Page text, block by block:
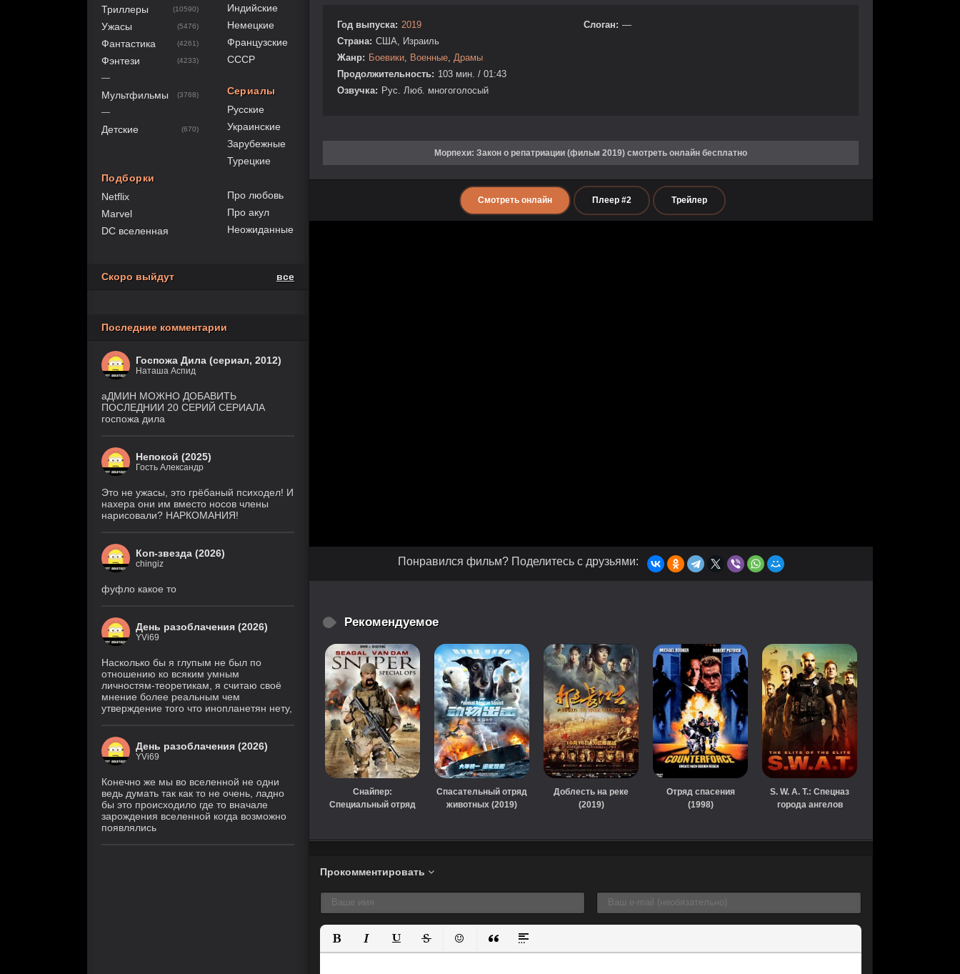
Год выпуска: 2019
Страна: США, Израиль
Жанр: Боевики Военные Драмы
Продолжительность: 103 мин. / 01:43
Озвучка: Рус. Люб. многоголосый
Слоган: —
Морпехи: Закон о репатриации (фильм 2019) смотреть онлайн бесплатно
Смотреть онлайн Плеер #2 Трейлер
Понравился фильм? Поделитесь с друзьями:
Рекомендуемое
Снайпер:
Специальный отряд
Спасательный отряд
животных (2019)
Доблесть на реке
(2019)
Отряд спасения
(1998)
S. W. A. T.: Спецназ
города ангелов
Прокомментировать
Полужирный
КурсивПодчеркнутый
ЗачеркнутыйВставить смайлик
Вставка цитаты
Вставка спойлера
Триллеры (10590)
Ужасы (5476)
Фантастика (4261)
Фэнтези (4233)
—
Мультфильмы (3768)
—
Детские (670)
Подборки
Netflix
Marvel
DC вселенная
Индийские
Немецкие
Французские
СССР
Сериалы
Русские
Украинские
Зарубежные
Турецкие
Про любовь
Про акул
Неожиданные
Скоро выйдут все
Последние комментарии
Госпожа Дила (сериал, 2012)
Наташа Аспид
аДМИН МОЖНО ДОБАВИТЬ
ПОСЛЕДНИИ 20 СЕРИЙ СЕРИАЛА
госпожа дила
Непокой (2025)
Гость Александр
Это не ужасы, это грёбаный психодел! И
нахера они им вместо носов члены
нарисовали? НАРКОМАНИЯ!
Коп-звезда (2026)
chingiz
фуфло какое то
День разоблачения (2026)
YVi69
Насколько бы я глупым не был по
отношению ко всяким умным
личностям-теоретикам, я считаю своё
мнение более реальным чем
утверждение того что инопланетян нету,
День разоблачения (2026)
YVi69
Конечно же мы во вселенной не одни
ведь думать так как то не очень, ладно
бы это происходило где то вначале
зарождения вселенной когда возможно
появлялись